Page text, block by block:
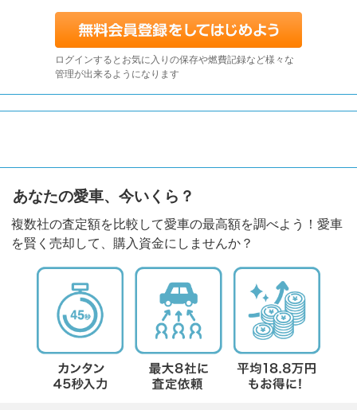
ログインするとお気に入りの保存や燃費記録など様々な
管理が出来るようになります
あなたの愛車、今いくら？
複数社の査定額を比較して愛車の最高額を調べよう！愛車
を賢く売却して、購入資金にしませんか？